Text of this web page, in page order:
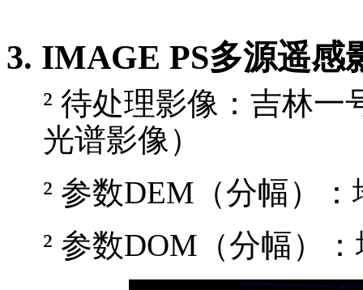
3. IMAGE PS多源遥感
² 待处理影像：吉林一
光谱影像）
² 参数DEM（分幅）：
² 参数DOM（分幅）